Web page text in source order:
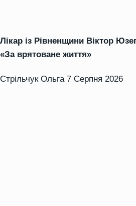
Лікар із Рівненщини Віктор
«За врятоване життя»
Стрільчук Ольга 7 Серпня 2026